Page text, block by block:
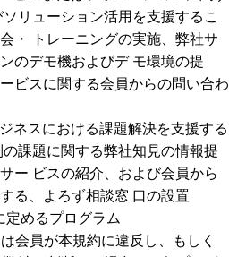
リューション活用を支援するこ
・ トレーニングの実施、弊社サ
のデモ機およびデ モ環境の提
ビスに関する会員からの問い合わ
ネスにおける課題解決を支援する
課題に関する弊社知見の情報提
ー ビスの紹介、および会員から
る、よろず相談窓 口の設置
定めるプログラム
会員が本規約に違反し、もしく